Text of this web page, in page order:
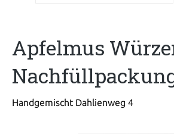
Apfelmus
Handgemischt Dahlienweg 4